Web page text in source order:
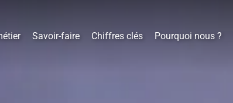
Savoir-faire Chiffres clés Pourquoi nous ?